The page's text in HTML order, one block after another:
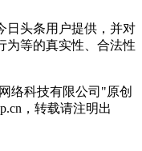
日头条用户提供，并对
为等的真实性、合法性
络科技有限公司"原创
，转载请注明出